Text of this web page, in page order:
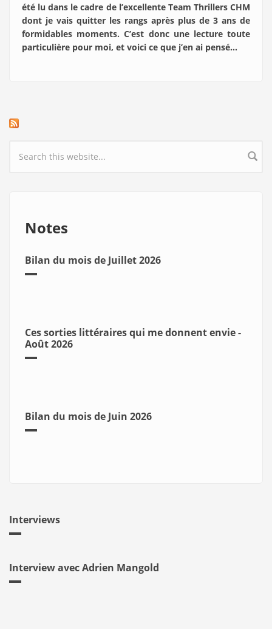
été lu dans le cadre de l’excellente Team Thrillers CHM
dont je vais quitter les rangs après plus de 3 ans de
formidables moments. C’est donc une lecture toute
particulière pour moi, et voici ce que j’en ai pensé…
Search form
Notes
Bilan du mois de Juillet 2026
Ces sorties littéraires qui me donnent envie -
Août 2026
Bilan du mois de Juin 2026
Interviews
Interview avec Adrien Mangold